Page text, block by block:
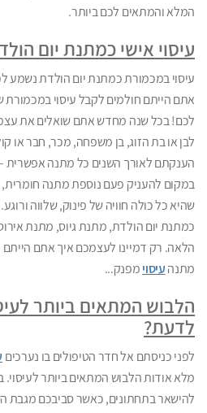
המלא והמתאים לכם ביותר.
עיסוי אישי כמתנת יום
עיסוי במכמורת כמתנת יום הולדת נשמע
אתם הייתם חולמים לקבל עיסוי
לכם! בכל שנה מחדש אתם שואלים את
לבן או בת הזוג, בן משפחה, מכר, חבר או
הענקתם לאורך השנים כל מתנה אפשרית
במקום להעניק פעם נוספת מתנה
שהיא כל כולה חוויה של פינוק, שלווה
כמתנת יום הולדת, מתנת גיוס, מתנת
הלאה. רק דמיינו לעצמכם איך אתם
מתנה עיסוי מפנק...
הלבוש המתאים ביותר
לדעת?
לפני כניסתם אל חדר הטיפולים בו נערכים
מלא אודות הלבוש המתאים ביותר
להישאר בתחתונים, כאשר סביבכם מגבת